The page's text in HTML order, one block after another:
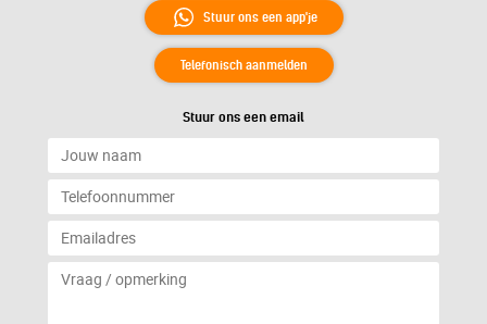
Stuur ons een app'je
Telefonisch aanmelden
Stuur ons een email